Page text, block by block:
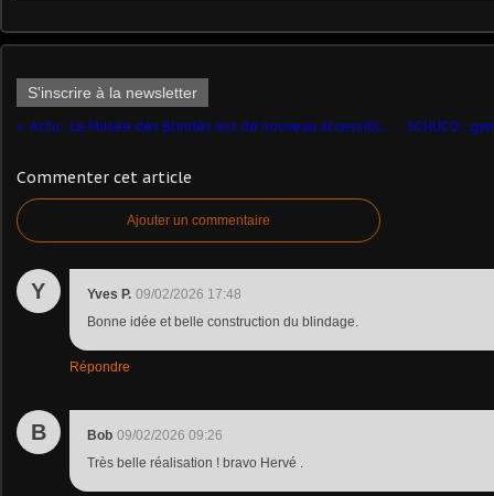
S'inscrire à la newsletter
Actu : Le Musée des Blindés est de nouveau accessible au public
Commenter cet article
Ajouter un commentaire
Y Yves P. 09/02/2026 17:48
Bonne idée et belle construction du blindage.
Répondre
B Bob 09/02/2026 09:26
Très belle réalisation ! bravo Hervé .